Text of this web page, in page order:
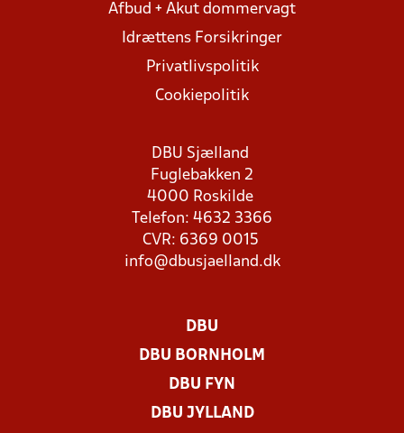
Afbud + Akut dommervagt
Idrættens Forsikringer
Privatlivspolitik
Cookiepolitik
DBU Sjælland
Fuglebakken 2
4000 Roskilde
Telefon: 4632 3366
CVR: 6369 0015
info@dbusjaelland.dk
DBU
DBU BORNHOLM
DBU FYN
DBU JYLLAND